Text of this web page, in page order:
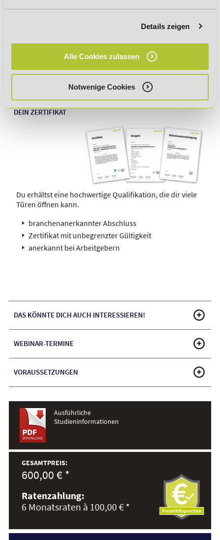
Details zeigen
Alle Cookies zulassen
Notwenige Cookies
ABLAUF UND INHALTE IM DETAIL
DEINE VORTEILE IM ÜBERBLICK
DEIN ZERTIFIKAT
Du erhältst eine hochwertige Qualifikation, die dir viele
Türen öffnen kann.
branchenanerkannter Abschluss
Zertifikat mit unbegrenzter Gültigkeit
anerkannt bei Arbeitgebern
DAS KÖNNTE DICH AUCH INTERESSIEREN!
WEBINAR-TERMINE
VORAUSSETZUNGEN
Ausführliche
Studieninformationen
GESAMTPREIS:
600,00 € *
Ratenzahlung:
6 Monatsraten à 100,00 € *